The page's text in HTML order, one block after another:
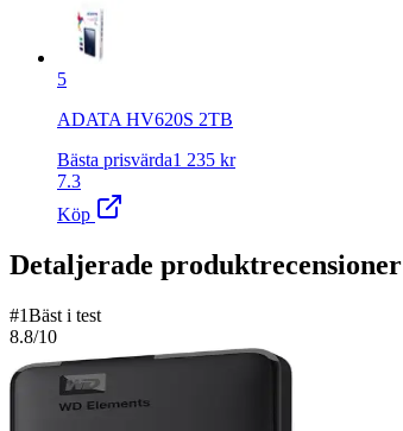
5
ADATA HV620S 2TB
Bästa prisvärda1 235 kr
7.3
Köp
Detaljerade produktrecensioner
#1Bäst i test
8.8/10